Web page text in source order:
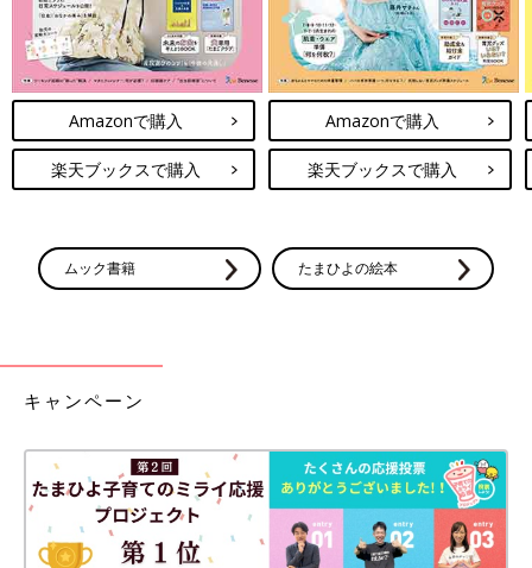
Amazonで購入
楽天ブックスで購入
Amazonで購入
楽天ブックスで購入
ムック書籍 たまひよの絵本
キャンペーン